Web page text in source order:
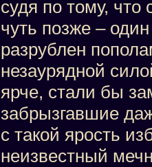
судя по тому,
чуть позже –
разрублен
незаурядной
ярче, стали бы
забрызгавшие
с такой ярость
неизвестный